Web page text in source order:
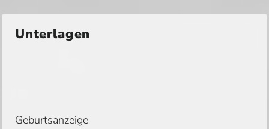
Unterlagen
Geburtsanzeige